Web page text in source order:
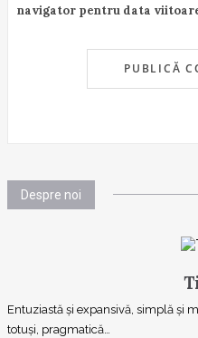
navigator pentru data
Despre noi
Entuziastă şi expansivă, simplă şi
totuşi, pragmatică…